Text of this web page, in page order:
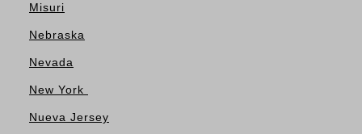
Misuri
Nebraska
Nevada
New York
Nueva Jersey